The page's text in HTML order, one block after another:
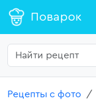
Поварок
Рецепты с фото